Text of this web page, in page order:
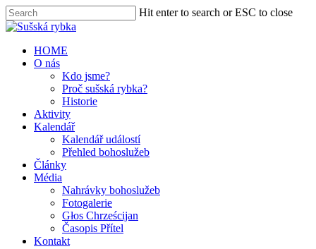
Hit enter to search or ESC to close
HOME
O nás
Kdo jsme?
Proč sušská rybka?
Historie
Aktivity
Kalendář
Kalendář událostí
Přehled bohoslužeb
Články
Média
Nahrávky bohoslužeb
Fotogalerie
Głos Chrześcijan
Časopis Přítel
Kontakt